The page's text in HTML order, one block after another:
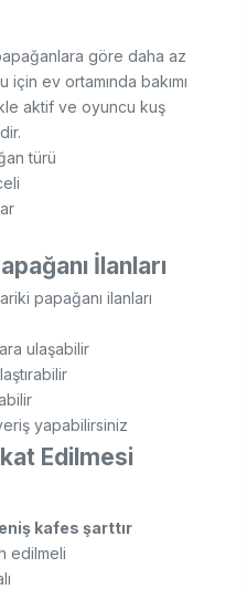
göre daha az
ev ortamında bakımı
aktif ve oyuncu kuş
türü
İlanları
papağanı ilanları
ulaşabilir
yapabilirsiniz
Edilmesi
kafes şarttır
edilmeli